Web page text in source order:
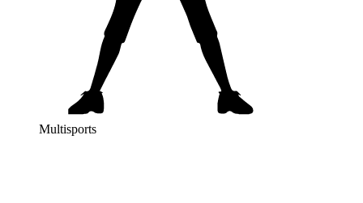
Multisports